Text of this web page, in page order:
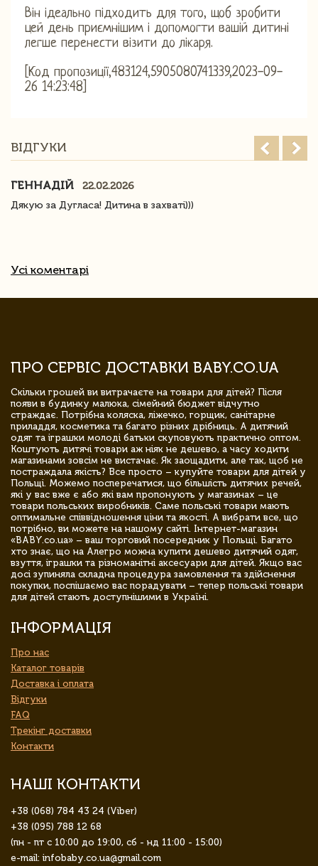
Він ідеально підходить для того, щоб зробити
цей день приємнішим і допомогти вашій дитині
легше перенести візити до лікаря.
[Код пропозиції,483124,5905080741339,2023-09-
26 14:23:48]
ВІДГУКИ
ГЕННАДІЙ
22.02.2026
Дякую за Дугласа! Дитина в захваті)))
Усі коментарі
ПРО СЕРВІС ДОСТАВКИ BABY.CO.UA
Скільки грошей ви витрачаєте на товари для дітей? Після
появи в будинку малюка, сімейний бюджет відчутно
страждає. Потрібна коляска, ліжечко, горщик, санітарне
приладдя, косметика та багато різних дрібниць. А дитячий
одяг та іграшки молоді батьки скуповують практично оптом.
Коштують дитячі товари аж ніяк не дешево, а часу ходити
магазинами зовсім не вистачає. Як заощадити, але так, щоб не
постраждала якість? Все просто – купуйте товари для дітей у
Польщі. Можемо посперечатися, що більшість дитячих речей,
які у вас вже є або які вам пропонують у магазинах – це
товари польських виробників. Саме польські товари мають
оптимальне співвідношення ціни та якості. А вибрати все, що
потрібно, ви можете на нашому сайті. Інтернет-магазин
«BABY.co.ua» – ваш торговий посередник у Польщі. Багато
хто знає, що на Алегро можна купити дешево дитячий одяг,
взуття, іграшки та різноманітні аксесуари для дітей. Якщо вас
досі зупиняла складна процедура замовлення та здійснення
покупки, поспішаємо вас порадувати – тепер польські товари
для дітей стають доступнішими в Україні.
ІНФОРМАЦІЯ
Про нас
Каталог товарів
Доставка і оплата
Відгуки
FAQ
Трекінг доставки
Контакти
НАШІ КОНТАКТИ
+38 (068) 784 43 24 (Viber)
+38 (095) 788 12 68
(пн - пт с 10:00 до 19:00, сб - нд 11:00 - 15:00)
e-mail: infobaby.co.ua@gmail.com